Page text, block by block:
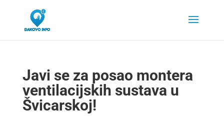
Javi se za posao montera
ventilacijskih sustava u
Švicarskoj!